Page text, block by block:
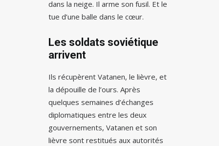
dans la neige. Il arme son fusil. Et le
tue d’une balle dans le cœur.
Les soldats soviétique
arrivent
Ils récupèrent Vatanen, le lièvre, et
la dépouille de l’ours. Après
quelques semaines d’échanges
diplomatiques entre les deux
gouvernements, Vatanen et son
lièvre sont restitués aux autorités